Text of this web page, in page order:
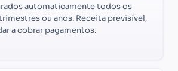
automaticamente todos os
ou anos. Receita previsível,
a cobrar pagamentos.